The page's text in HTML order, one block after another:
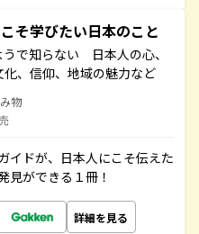
そ学びたい日本のこと
うで知らない 日本人の心、
、信仰、地域の魅力など
物
イドが、日本人にこそ伝えた
見ができる１冊！
詳細を見る